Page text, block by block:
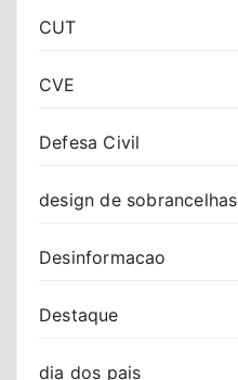
CUT
CVE
Defesa Civil
design de sobrancelhas
Desinformacao
Destaque
dia dos pais